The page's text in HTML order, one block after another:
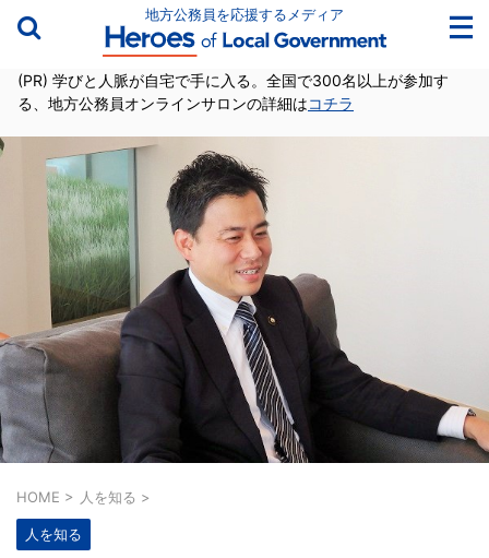
地方公務員を応援するメディア
(PR) 学びと人脈が自宅で手に入る。全国で300名以上が参加す
る、地方公務員オンラインサロンの詳細はコチラ
HOME > 人を知る >
人を知る